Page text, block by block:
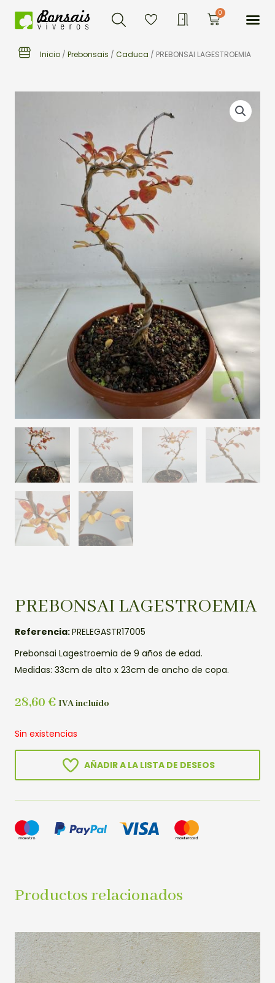
Buscar 0Carrito
Inicio / Prebonsais / Caduca / PREBONSAI LAGESTROEMIA
PREBONSAI LAGESTROEMIA
Referencia:PRELEGASTR17005
Prebonsai Lagestroemia de 9 años de edad.
Medidas: 33cm de alto x 23cm de ancho de copa.
28,60 € IVA incluído
Sin existencias
AÑADIR A LA LISTA DE DESEOS
Productos relacionados